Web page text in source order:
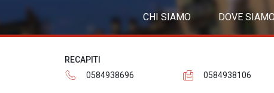
CHI SIAMO DOVE SIAMO
RECAPITI
0584938696
0584938106